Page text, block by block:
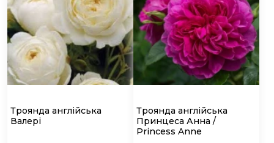
Троянда англійська
Валері
Троянда англійська
Принцеса Анна /
Princess Anne